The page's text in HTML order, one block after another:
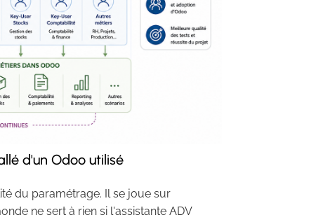
d'un Odoo utilisé
du paramétrage. Il se joue sur
ne sert à rien si l'assistante ADV